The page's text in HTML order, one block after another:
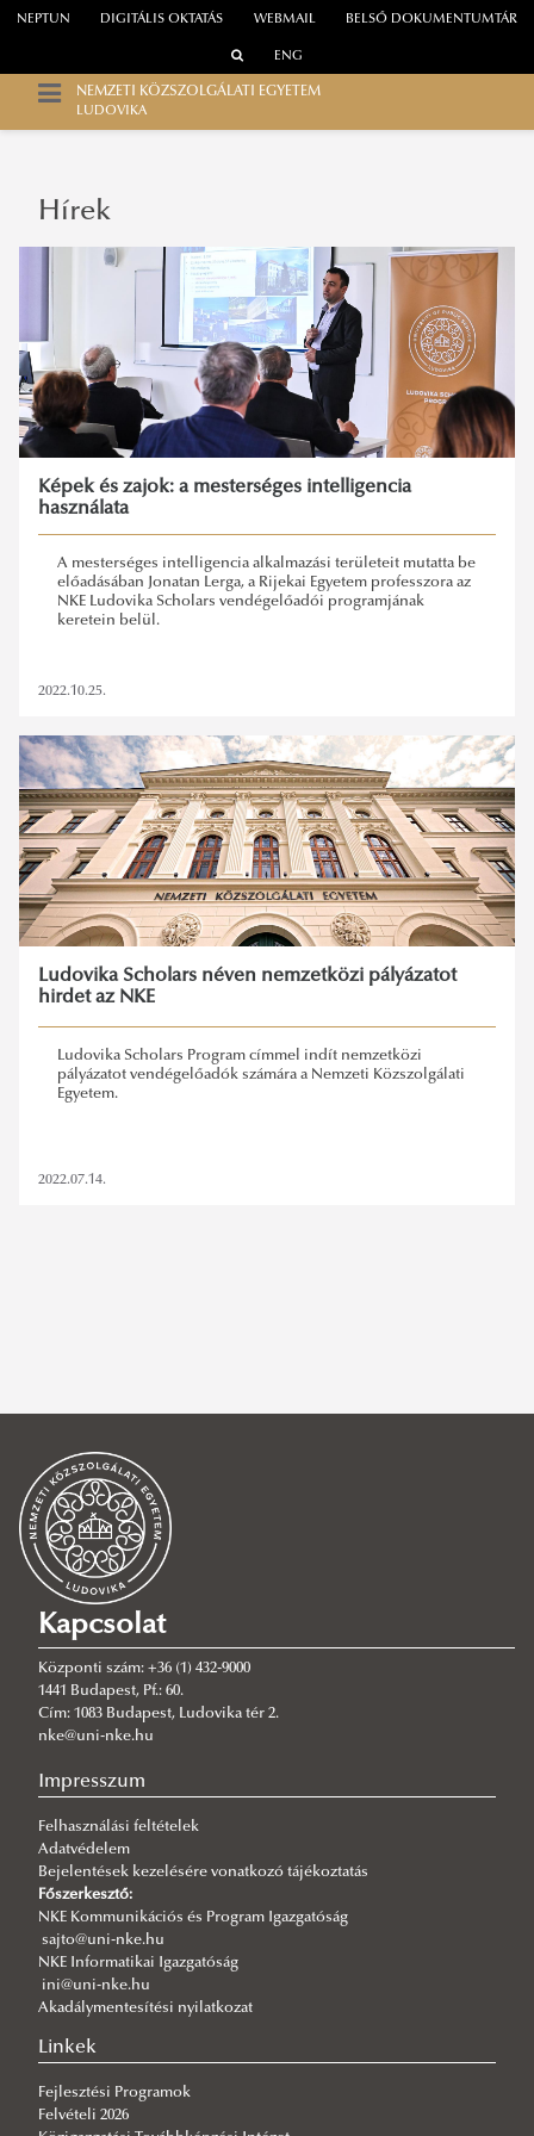
WEBMAIL
NEPTUN DIGITÁLIS OKTATÁS BELSŐ DOKUMENTUMTÁR
ENG
NEMZETI KÖZSZOLGÁLATI EGYETEM
LUDOVIKA
Hírek
Képek és zajok: a mesterséges intelligencia
használata
A mesterséges intelligencia alkalmazási területeit mutatta be
előadásában Jonatan Lerga, a Rijekai Egyetem professzora az
NKE Ludovika Scholars vendégelőadói programjának
keretein belül.
2022.10.25.
Ludovika Scholars néven nemzetközi pályázatot
hirdet az NKE
Ludovika Scholars Program címmel indít nemzetközi
pályázatot vendégelőadók számára a Nemzeti Közszolgálati
Egyetem.
2022.07.14.
Kapcsolat
Központi szám: +36 (1) 432-9000
1441 Budapest, Pf.: 60.
Cím: 1083 Budapest, Ludovika tér 2.
nke@uni-nke.hu
Impresszum
Felhasználási feltételek
Adatvédelem
Bejelentések kezelésére vonatkozó tájékoztatás
Főszerkesztő:
NKE Kommunikációs és Program Igazgatóság
sajto@uni-nke.hu
NKE Informatikai Igazgatóság
ini@uni-nke.hu
Akadálymentesítési nyilatkozat
Linkek
Fejlesztési Programok
Felvételi 2026